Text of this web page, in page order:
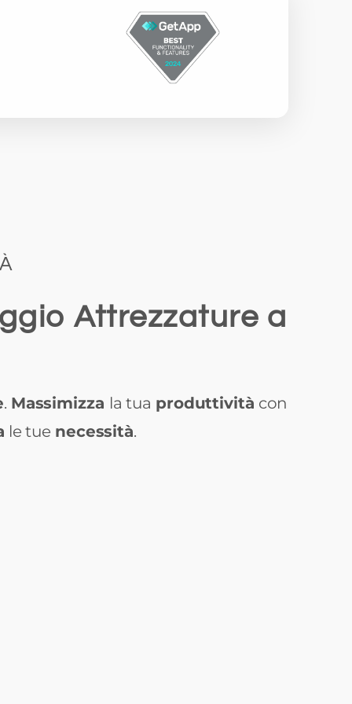
Attrezzature a
. Massimizza la tua produttività con
le tue necessità.